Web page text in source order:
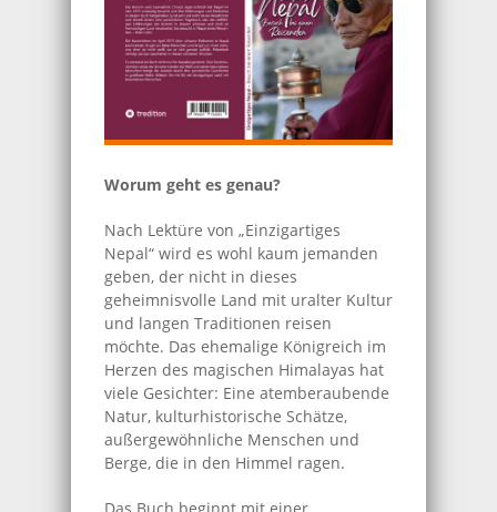
Worum geht es genau?
Nach Lektüre von „Einzigartiges
Nepal“ wird es wohl kaum jemanden
geben, der nicht in dieses
geheimnisvolle Land mit uralter Kultur
und langen Traditionen reisen
möchte. Das ehemalige Königreich im
Herzen des magischen Himalayas hat
viele Gesichter: Eine atemberaubende
Natur, kulturhistorische Schätze,
außergewöhnliche Menschen und
Berge, die in den Himmel ragen.